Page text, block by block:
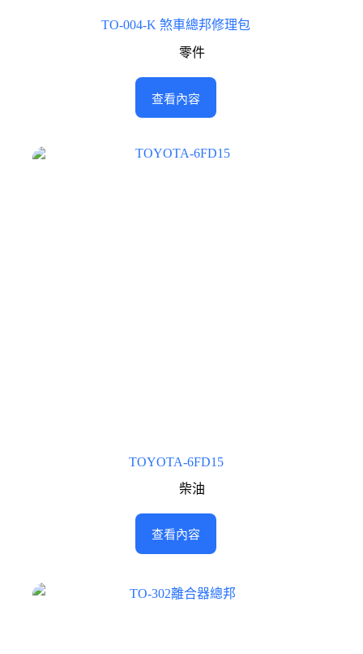
TO-004-K 煞車總邦修理包
零件
查看內容
TOYOTA-6FD15
柴油
查看內容